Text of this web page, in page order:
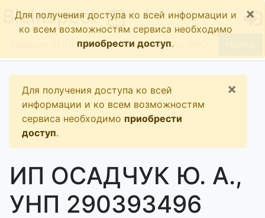
BizInspect
Для получения доступа ко всей информации и
ко всем возможностям сервиса необходимо
приобрести доступ.
×
Для получения доступа ко всей
информации и ко всем возможностям
сервиса необходимо приобрести
доступ.
×
ИП ОСАДЧУК Ю. А.,
УНП 290393496